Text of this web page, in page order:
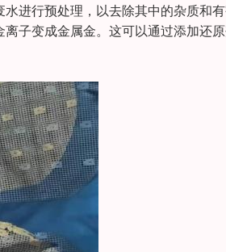
进行预处理，以去除其中的杂质和
子变成金属金。这可以通过添加还